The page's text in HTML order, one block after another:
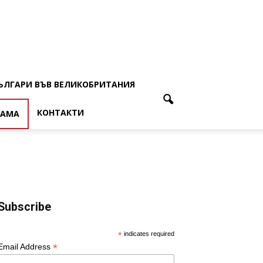
ВЪВ ВЕЛИКОБРИТАНИЯ
КОНТАКТИ
* indicates required
Address *